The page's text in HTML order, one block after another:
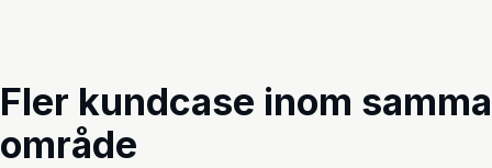
Fler kundcase inom samma
område